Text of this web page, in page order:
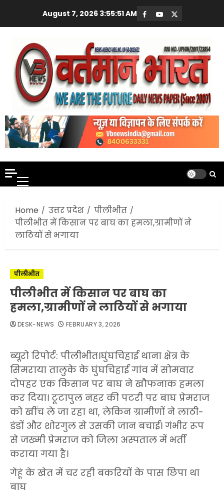
content
August 7, 2026 3:55:53 AM Facebook
Youtube
X
Primary
Menu
Home
उत्तर प्रदेश
पीलीभीत
पीलीभीत में किसान पर बाघ का हमला,ग्रामीणों ने
लाठियों से भगाया
पीलीभीत
पीलीभीत में किसान पर बाघ का
हमला,ग्रामीणों ने लाठियों से भगाया
DESK-NEWS FEBRUARY 3, 2026
ब्यूरो रिपोर्ट: पीलीभीत।घुंघचिहाई थाना क्षेत्र के
सिमराया तालुके के घुंघचिहाई गांव में सोमवार
दोपहर एक किसान पर बाघ ने खौफनाक हमला
कर दिया। टूटापुल नहर की पटरी पर बाघ प्रेमराज
को खींच ले जा रहा था, लेकिन ग्रामीणों ने लाठी-
डंडों और शोरगुल से उसकी जान बचाई। गंभीर रूप
से जख्मी प्रेमराज को जिला अस्पताल में भर्ती
कराया गया है।
गेहूं के खेत में चर रही बकरियों के पास छिपा था
बाघ